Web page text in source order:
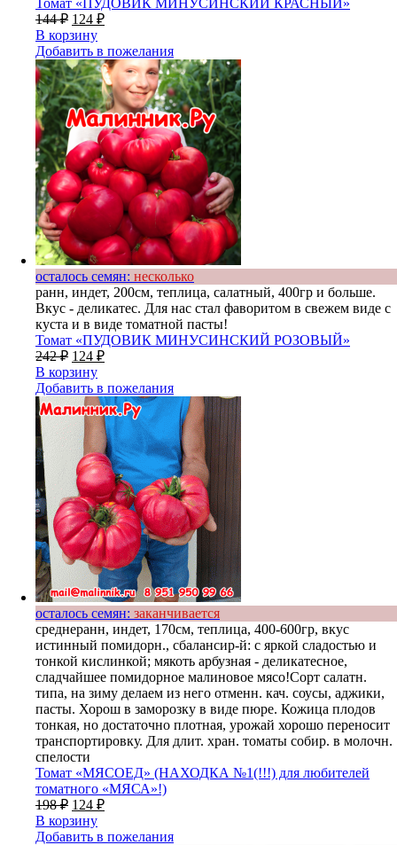
144₽ 124 ₽
В корзину
Добавить в пожелания
осталось семян: несколько
ранн, индет, 200см, теплица, салатный, 400гр и больше.
Вкус - деликатес. Для нас стал фаворитом в свежем виде с
куста и в виде томатной пасты!
Томат «ПУДОВИК МИНУСИНСКИЙ РОЗОВЫЙ»
242₽ 124 ₽
В корзину
Добавить в пожелания
осталось семян: заканчивается
среднеранн, индет, 170см, теплица, 400-600гр, вкус
истинный помидорн., сбалансир-й: с яркой сладостью и
тонкой кислинкой; мякоть арбузная - деликатесное,
сладчайшее помидорное малиновое мясо!Сорт салатн.
типа, на зиму делаем из него отменн. кач. соусы, аджики,
пасты. Хорош в заморозку в виде пюре. Кожица плодов
тонкая, но достаточно плотная, урожай хорошо переносит
транспортировку. Для длит. хран. томаты собир. в молочн.
спелости
Томат «МЯСОЕД» (НАХОДКА №1(!!!) для любителей
томатного «МЯСА»!)
198₽ 124 ₽
В корзину
Добавить в пожелания